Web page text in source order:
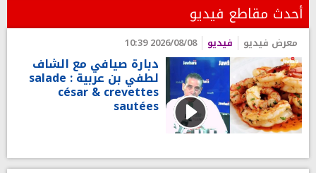
أحدث مقاطع فيديو
معرض فيديو فيديو 2026/08/08 10:39
دبارة صيافي مع الشاف
لطفي بن عربية : salade
césar & crevettes
sautées